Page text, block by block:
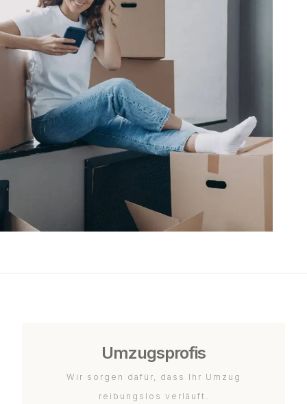
Umzugsprofis
Wir sorgen dafür, dass Ihr Umzug
reibungslos verläuft.